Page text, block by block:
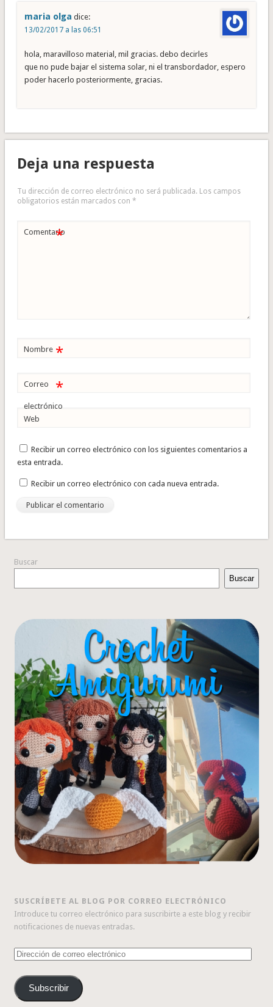
maria olga dice:
13/02/2017 a las 06:51
hola, maravilloso material, mil gracias. debo decirles
que no pude bajar el sistema solar, ni el transbordador, espero
poder hacerlo posteriormente, gracias.
Deja una respuesta
Tu dirección de correo electrónico no será publicada. Los campos
obligatorios están marcados con *
Comentario
*
Nombre *
Correo
electrónico
*
Web
Recibir un correo electrónico con los siguientes comentarios a
esta entrada.
Recibir un correo electrónico con cada nueva entrada.
Buscar
Buscar
SUSCRÍBETE AL BLOG POR CORREO ELECTRÓNICO
Introduce tu correo electrónico para suscribirte a este blog y recibir
notificaciones de nuevas entradas.
Dirección
correo
electrónico
Subscribir